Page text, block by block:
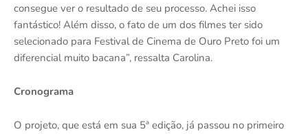
consegue ver o resultado de seu processo. Achei isso
fantástico! Além disso, o fato de um dos filmes ter sido
selecionado para Festival de Cinema de Ouro Preto foi um
diferencial muito bacana”, ressalta Carolina.
Cronograma
O projeto, que está em sua 5ª edição, já passou no primeiro